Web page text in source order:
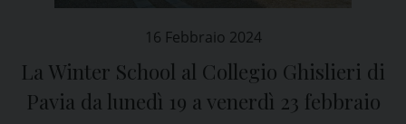
16 Febbraio 2024
La Winter School al Collegio Ghislieri di
Pavia da lunedì 19 a venerdì 23 febbraio